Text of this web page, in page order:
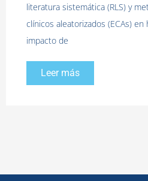
literatura sistemática (RLS) y
clínicos aleatorizados (ECAs)
impacto de
Leer más